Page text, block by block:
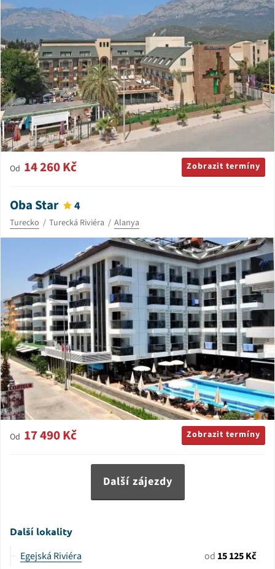
Od 14 260 Kč Zobrazit termíny
Oba Star 4
Turecko Turecká Riviéra Alanya
Od 17 490 Kč Zobrazit termíny
Další zájezdy
Další lokality
Egejská Riviéra od 15 125 Kč